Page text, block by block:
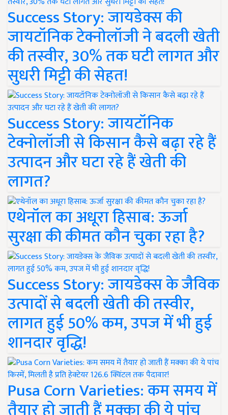
Success Story: जायडेक्स की
जायटॉनिक टेक्नोलॉजी ने बदली खेती
की तस्वीर, 30% तक घटी लागत और
सुधरी मिट्टी की सेहत!
Success Story: जायटॉनिक
टेक्नोलॉजी से किसान कैसे बढ़ा रहे हैं
उत्पादन और घटा रहे हैं खेती की
लागत?
एथेनॉल का अधूरा हिसाब: ऊर्जा
सुरक्षा की कीमत कौन चुका रहा है?
Success Story: जायडेक्स के जैविक
उत्पादों से बदली खेती की तस्वीर,
लागत हुई 50% कम, उपज में भी हुई
शानदार वृद्धि!
Pusa Corn Varieties: कम समय में